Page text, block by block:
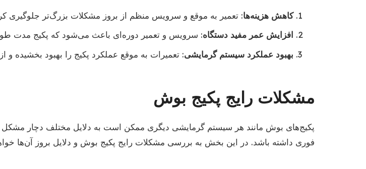
کاهش هزینه‌ها: تعمیر به موقع و سرویس منظم از بروز مشکلات بزرگ‌تر
افزایش عمر مفید دستگاه: سرویس و تعمیر دوره‌ای باعث می‌شود که پکیج مدت
بهبود عملکرد سیستم گرمایشی: تعمیرات به موقع عملکرد پکیج را بهبود بخشیده
مشکلات رایج پکیج بوش
پکیج‌های بوش مانند هر سیستم گرمایشی دیگری ممکن است به دلایل مختلف دچار مشکل
فوری داشته باشد. در این بخش به بررسی مشکلات رایج پکیج بوش و دلایل بروز آن‌ها